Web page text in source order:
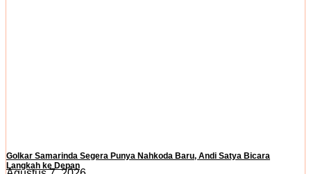
Golkar Samarinda Segera Punya Nahkoda Baru, Andi Satya Bicara
Langkah ke Depan